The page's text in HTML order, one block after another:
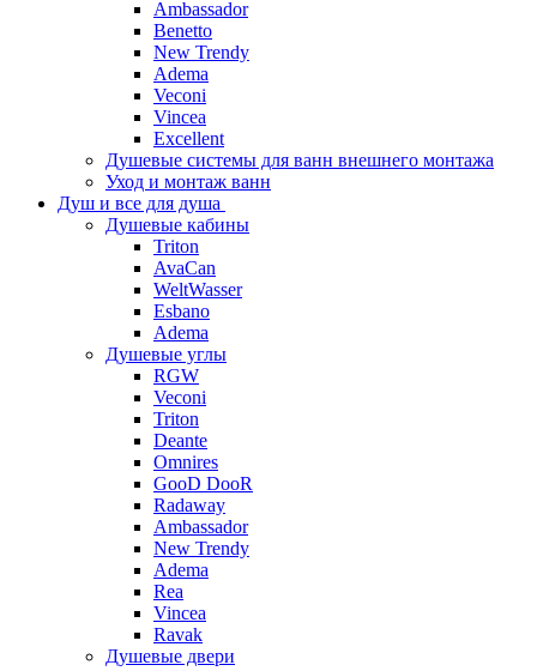
Ambassador
Benetto
New Trendy
Adema
Veconi
Vincea
Excellent
Душевые системы для ванн внешнего монтажа
Уход и монтаж ванн
Душ и все для душа
Душевые кабины
Triton
AvaCan
WeltWasser
Esbano
Adema
Душевые углы
RGW
Veconi
Triton
Deante
Omnires
GooD DooR
Radaway
Ambassador
New Trendy
Adema
Rea
Vincea
Ravak
Душевые двери